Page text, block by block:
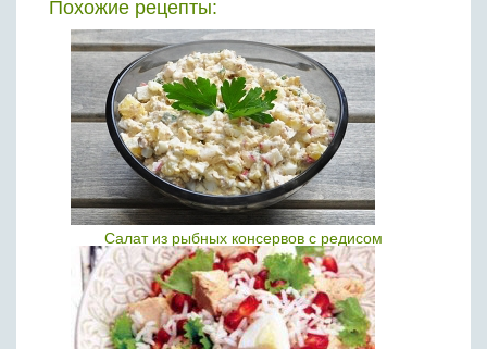
Похожие рецепты:
Салат из рыбных консервов с редисом